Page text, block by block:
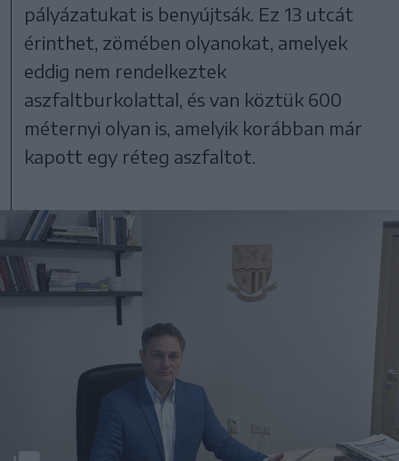
pályázatukat is benyújtsák. Ez 13 utcát
érinthet, zömében olyanokat, amelyek
eddig nem rendelkeztek
aszfaltburkolattal, és van köztük 600
méternyi olyan is, amelyik korábban már
kapott egy réteg aszfaltot.